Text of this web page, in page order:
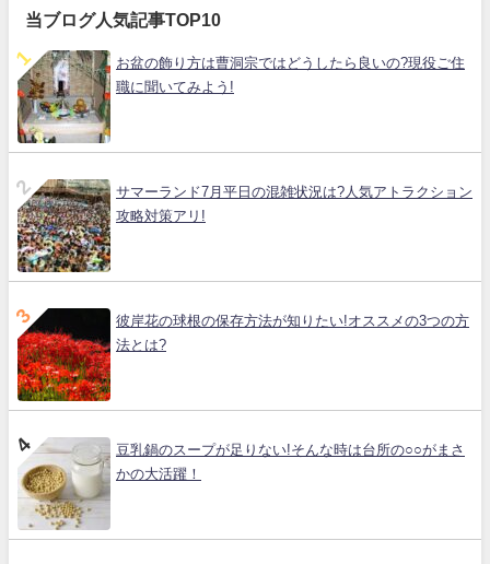
当ブログ人気記事TOP10
お盆の飾り方は曹洞宗ではどうしたら良いの?現役ご住
職に聞いてみよう!
サマーランド7月平日の混雑状況は?人気アトラクション
攻略対策アリ!
彼岸花の球根の保存方法が知りたい!オススメの3つの方
法とは?
豆乳鍋のスープが足りない!そんな時は台所の○○がまさ
かの大活躍！